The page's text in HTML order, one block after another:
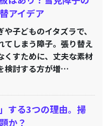
アイデア
子どものイタズラで、
てしまう障子。張り替え
くすために、丈夫な素材
検討する方が増…
する3つの理由。掃
か？